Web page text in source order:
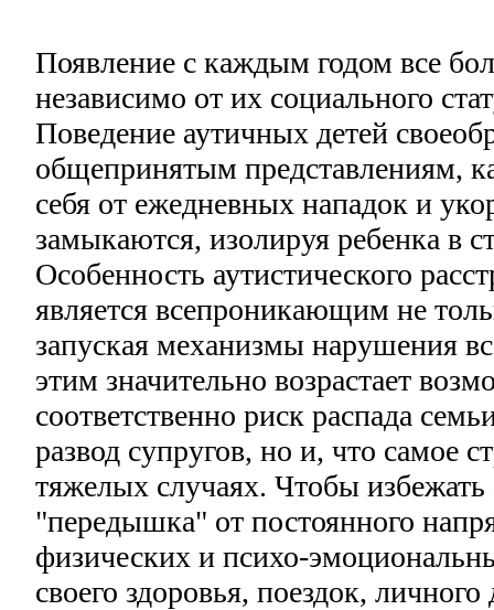
Появление с каждым годом все
независимо от их социального
Поведение аутичных детей
общепринятым представлениям,
себя от ежедневных нападок и
замыкаются, изолируя ребенка в
Особенность аутистического
является всепроникающим не
запуская механизмы нарушения
этим значительно возрастает
соответственно риск распада
развод супругов, но и, что самое
тяжелых случаях. Чтобы избежать
"передышка" от постоянного
физических и психо-
своего здоровья, поездок,